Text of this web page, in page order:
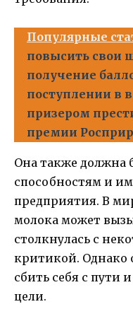
Популярные
повысить свои
получение
поступлении в
призером
премии
Она также должна
способностям и
предприятия. В
молока может
столкнулась с
критикой. Однако
сбить себя с пути
цели.